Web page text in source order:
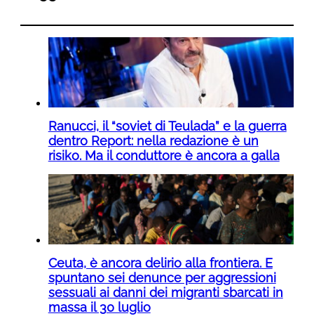
Ranucci, il “soviet di Teulada” e la guerra
dentro Report: nella redazione è un
risiko. Ma il conduttore è ancora a galla
Ceuta, è ancora delirio alla frontiera. E
spuntano sei denunce per aggressioni
sessuali ai danni dei migranti sbarcati in
massa il 30 luglio